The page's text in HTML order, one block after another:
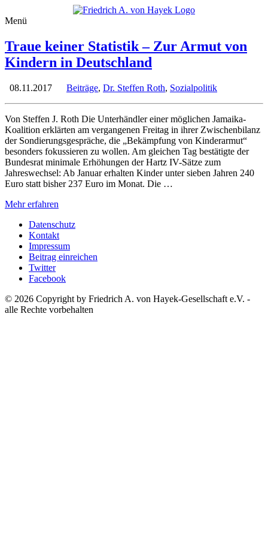
Menü
Traue keiner Statistik – Zur Armut von
Kindern in Deutschland
08.11.2017 Beiträge, Dr. Steffen Roth, Sozialpolitik
Von Steffen J. Roth Die Unterhändler einer möglichen Jamaika-
Koalition erklärten am vergangenen Freitag in ihrer Zwischenbilanz
der Sondierungsgespräche, die „Bekämpfung von Kinderarmut“
besonders fokussieren zu wollen. Am gleichen Tag bestätigte der
Bundesrat minimale Erhöhungen der Hartz IV-Sätze zum
Jahreswechsel: Ab Januar erhalten Kinder unter sieben Jahren 240
Euro statt bisher 237 Euro im Monat. Die …
Mehr erfahren
Datenschutz
Kontakt
Impressum
Beitrag einreichen
Twitter
Facebook
© 2026 Copyright by Friedrich A. von Hayek-Gesellschaft e.V. -
alle Rechte vorbehalten